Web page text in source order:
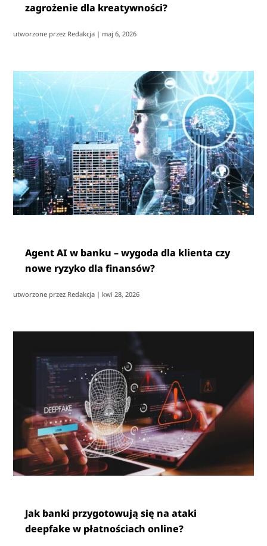
zagrożenie dla kreatywności?
utworzone przez Redakcja | maj 6, 2026
Agent AI w banku – wygoda dla klienta czy
nowe ryzyko dla finansów?
utworzone przez Redakcja | kwi 28, 2026
Jak banki przygotowują się na ataki
deepfake w płatnościach online?